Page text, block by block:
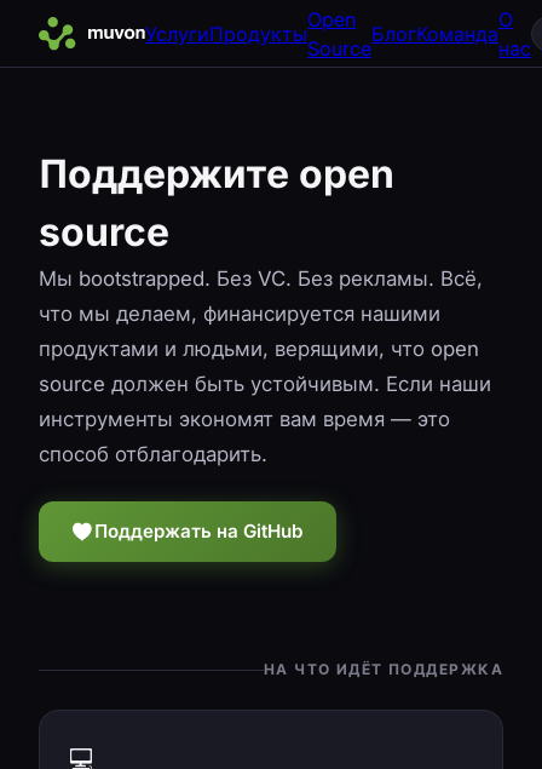
УслугиПродукты
Open
Source
БлогКоманда
О
нас
Поддержите open
source
Мы bootstrapped. Без VC. Без рекламы. Всё,
что мы делаем, финансируется нашими
продуктами и людьми, верящими, что open
source должен быть устойчивым. Если наши
инструменты экономят вам время — это
способ отблагодарить.
Поддержать на GitHub
НА ЧТО ИДЁТ ПОДДЕРЖКА
💻